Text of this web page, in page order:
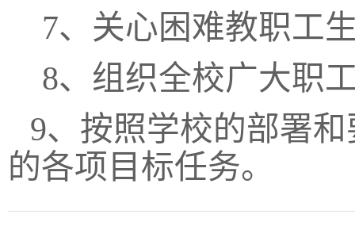
7、关心困难教职工
8、组织全校广大职
9、按照学校的部署
的各项目标任务。